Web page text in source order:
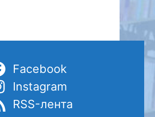
Facebook
Instagram
RSS-лента